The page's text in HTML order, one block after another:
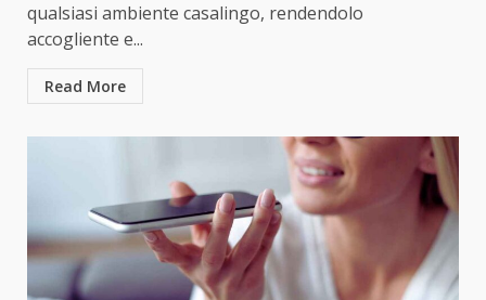
qualsiasi ambiente casalingo, rendendolo
accogliente e...
Read More